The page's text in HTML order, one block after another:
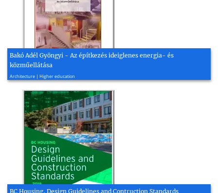
Bakó Adél Gyöngyi - Az építkezés ideiglenes energia- és
közműellátása
Architecture | Higher education
BC Housing, Design Guidelines and Contruction Standards